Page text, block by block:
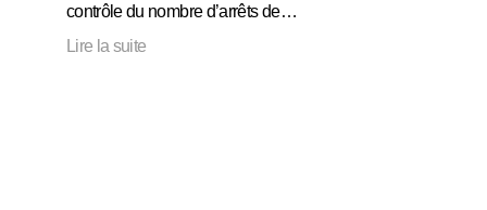
contrôle du nombre d’arrêts de…
Lire la suite